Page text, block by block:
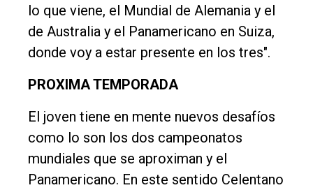
lo que viene, el Mundial de Alemania y el
de Australia y el Panamericano en Suiza,
donde voy a estar presente en los tres".
PROXIMA TEMPORADA
El joven tiene en mente nuevos desafíos
como lo son los dos campeonatos
mundiales que se aproximan y el
Panamericano. En este sentido Celentano